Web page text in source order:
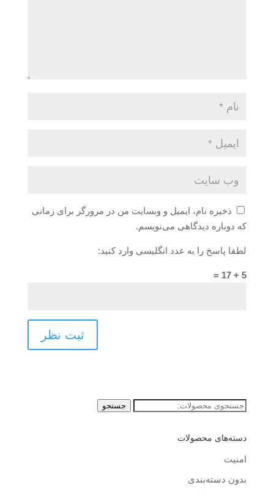
ذخیره نام، ایمیل و وبسایت من در مرورگر برای زمانی
که دوباره دیدگاهی می‌نویسم.
لطفا پاسخ را به عدد انگلیسی وارد کنید:
5 + 17 =
جستجو
جستجو
دسته‌های محصولات
امنیت
بدون دسته‌بندی